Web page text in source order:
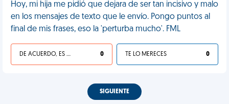
Hoy, mi hija me pidió que dejara de ser tan incisivo y malo
en los mensajes de texto que le envío. Pongo puntos al
final de mis frases, eso la 'perturba mucho'. FML
DE ACUERDO, ES UNA VIDA HP 0 TE LO MERECES 0
SIGUIENTE